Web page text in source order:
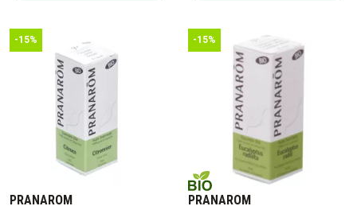
-15%
PRANAROM
-15%
PRANAROM